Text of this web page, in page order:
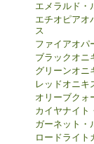
エメラルド・
エチオピアオ
ス
ファイアオパ
ブラックオニ
グリーンオニ
レッドオニキ
オリーブクォ
カイヤナイト
ガーネット・
ロードライト